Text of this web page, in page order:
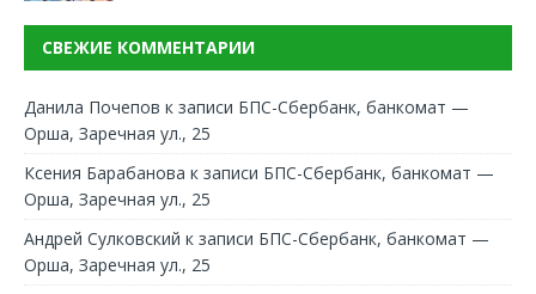
СВЕЖИЕ КОММЕНТАРИИ
Данила Почепов к записи БПС-Сбербанк, банкомат —
Орша, Заречная ул., 25
Ксения Барабанова к записи БПС-Сбербанк, банкомат —
Орша, Заречная ул., 25
Андрей Сулковский к записи БПС-Сбербанк, банкомат —
Орша, Заречная ул., 25